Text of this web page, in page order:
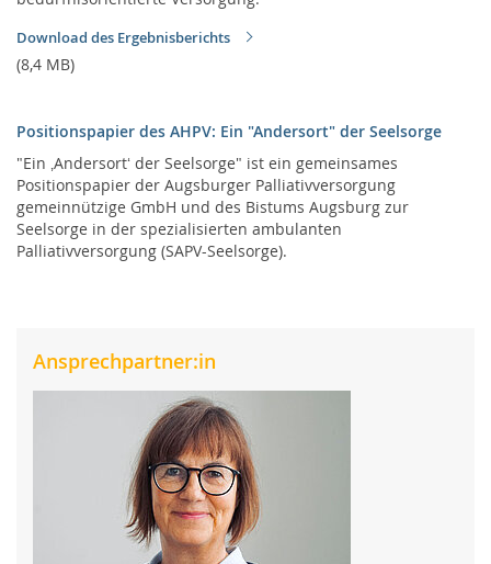
Download des Ergebnisberichts
(8,4 MB)
Positionspapier des AHPV: Ein "Andersort" der Seelsorge
"Ein ‚Andersort‘ der Seelsorge" ist ein gemeinsames
Positionspapier der Augsburger Palliativversorgung
gemeinnützige GmbH und des Bistums Augsburg zur
Seelsorge in der spezialisierten ambulanten
Palliativversorgung (SAPV-Seelsorge).
Ansprechpartner:in